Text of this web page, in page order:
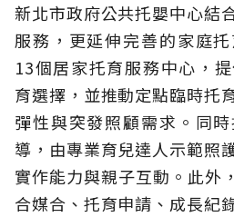
新北市政府公共托嬰中心結
服務，更延伸完善的家庭
13個居家托育服務中心，
育選擇，並推動定點臨時托
彈性與突發照顧需求。同
導，由專業育兒達人示範照
實作能力與親子互動。此外
合媒合、托育申請、成長紀